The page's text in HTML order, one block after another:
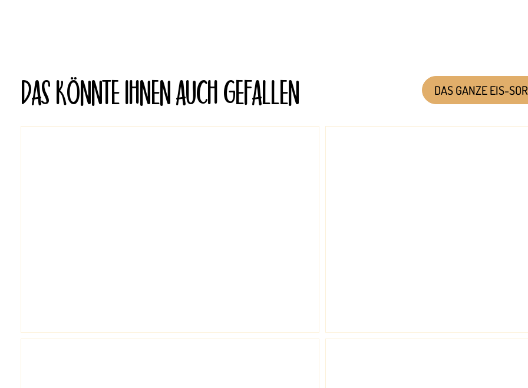
DAS KÖNNTE IHNEN AUCH GEFALLEN DAS GANZE EIS-